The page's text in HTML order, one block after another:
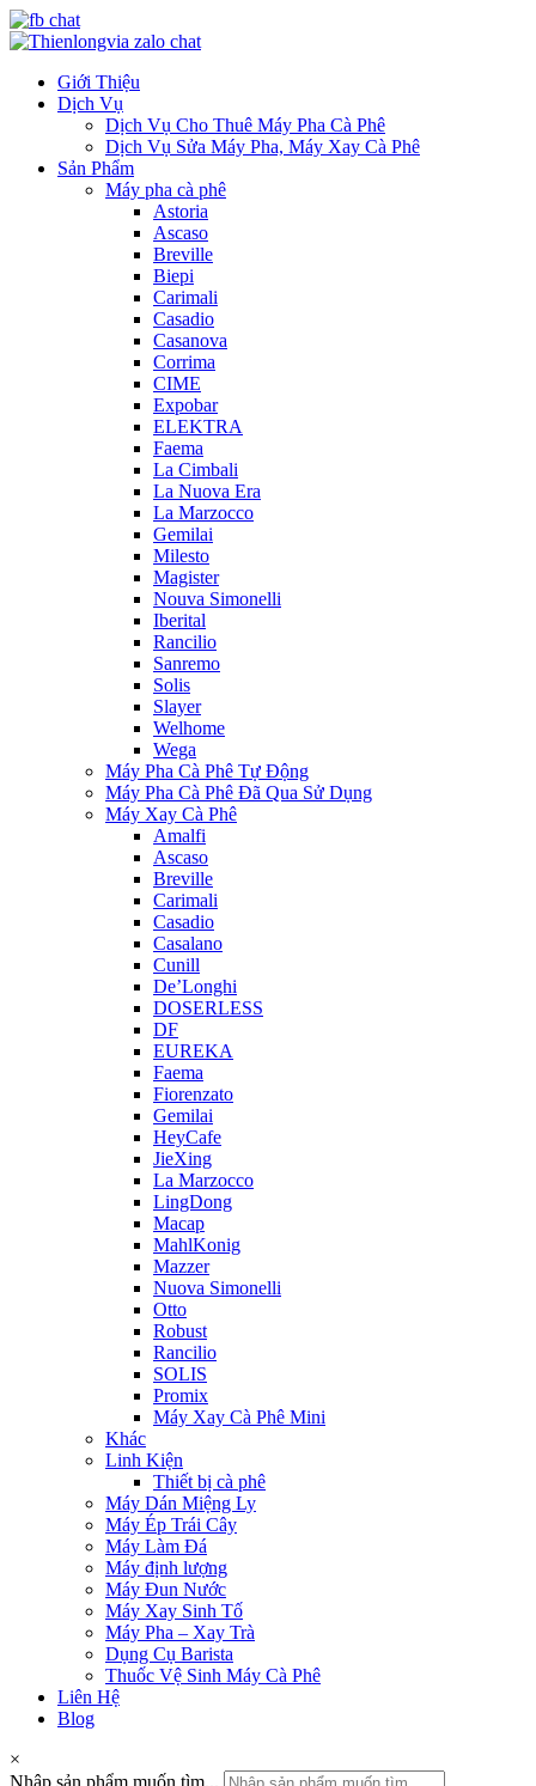
Giới Thiệu
Dịch Vụ
Dịch Vụ Cho Thuê Máy Pha Cà Phê
Dịch Vụ Sửa Máy Pha, Máy Xay Cà Phê
Sản Phẩm
Máy pha cà phê
Astoria
Ascaso
Breville
Biepi
Carimali
Casadio
Casanova
Corrima
CIME
Expobar
ELEKTRA
Faema
La Cimbali
La Nuova Era
La Marzocco
Gemilai
Milesto
Magister
Nouva Simonelli
Iberital
Rancilio
Sanremo
Solis
Slayer
Welhome
Wega
Máy Pha Cà Phê Tự Động
Máy Pha Cà Phê Đã Qua Sử Dụng
Máy Xay Cà Phê
Amalfi
Ascaso
Breville
Carimali
Casadio
Casalano
Cunill
De’Longhi
DOSERLESS
DF
EUREKA
Faema
Fiorenzato
Gemilai
HeyCafe
JieXing
La Marzocco
LingDong
Macap
MahlKonig
Mazzer
Nuova Simonelli
Otto
Robust
Rancilio
SOLIS
Promix
Máy Xay Cà Phê Mini
Khác
Linh Kiện
Thiết bị cà phê
Máy Dán Miệng Ly
Máy Ép Trái Cây
Máy Làm Đá
Máy định lượng
Máy Đun Nước
Máy Xay Sinh Tố
Máy Pha – Xay Trà
Dụng Cụ Barista
Thuốc Vệ Sinh Máy Cà Phê
Liên Hệ
Blog
×
Nhập sản phẩm muốn tìm...